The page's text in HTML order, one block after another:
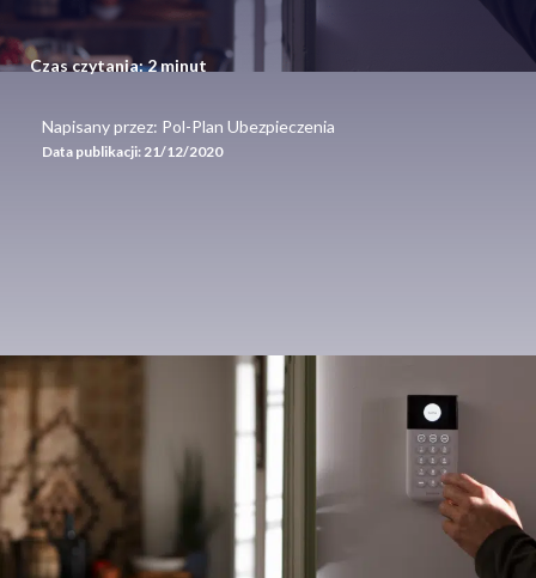
Czas czytania:2minut
Napisany przez: Pol-Plan Ubezpieczenia
Data publikacji: 21/12/2020